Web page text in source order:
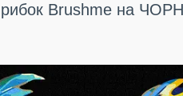
рибок Brushme на